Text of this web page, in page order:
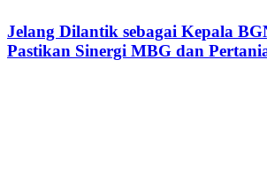
Jelang Dilantik sebagai Kepala
Pastikan Sinergi MBG dan